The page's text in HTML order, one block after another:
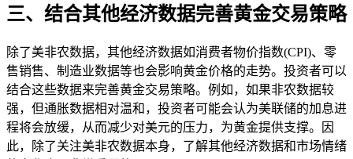
三、结合其他经济数据完善黄金交易策略
除了美非农数据，其他经济数据如消费者物价指数(CPI)、零
售销售、制造业数据等也会影响黄金价格的走势。投资者可以
结合这些数据来完善黄金交易策略。例如，如果非农数据较
强，但通胀数据相对温和，投资者可能会认为美联储的加息进
程将会放缓，从而减少对美元的压力，为黄金提供支撑。因
此，除了关注美非农数据本身，了解其他经济数据和市场情绪